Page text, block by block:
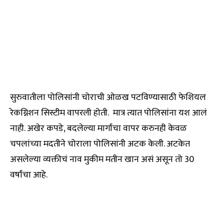
सुरुवातीला पोलिसांनी चोराची ओळख पटविण्यासाठी फेशियल
रेकग्निशन सिस्टीम वापरली होती. मात्र त्यात पोलिसांना यश आलं
नाही. अखेर कपडे, बदलेल्या मार्गांचा वापर करुनही केवळ
चपलांच्या मदतीने चोराला पोलिसांनी अटक केली. अटकेत
असलेल्या व्यक्तीचं नाव मुकीम मतीन खान असं असून तो 30
वर्षांचा आहे.